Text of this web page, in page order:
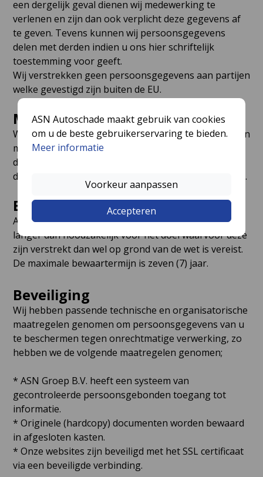
een dergelijk geval dienen wij medewerking te
verlenen en zijn dan ook verplicht deze gegevens af
te geven. Tevens kunnen wij persoonsgegevens
delen met derden indien u ons hier schriftelijk
toestemming voor geeft.
Wij verstrekken geen persoonsgegevens aan partijen
welke gevestigd zijn buiten de EU.
Minderjarigen
Wij verwerken enkel en alleen persoonsgegevens van
minderjarigen (personen jonger dan 16 jaar) indien
daarvoor schriftelijke toestemming is gegeven door
de ouder, verzorger of wettelijke vertegenwoordiger.
Bewaartermijn
ASN Groep B.V. bewaart persoonsgegevens niet
langer dan noodzakelijk voor het doel waarvoor deze
zijn verstrekt dan wel op grond van de wet is vereist.
De maximale bewaartermijn is zeven (7) jaar.
Beveiliging
Wij hebben passende technische en organisatorische
maatregelen genomen om persoonsgegevens van u
te beschermen tegen onrechtmatige verwerking, zo
hebben we de volgende maatregelen genomen;
* ASN Groep B.V. heeft een systeem van
gecontroleerde persoonsgebonden toegang tot
informatie.
* Originele (hardcopy) documenten worden bewaard
in afgesloten kasten.
* Onze websites zijn beveiligd met het SSL certificaat
via een beveiligde verbinding.
ASN Autoschade maakt gebruik van cookies
om u de beste gebruikerservaring te bieden.
Meer informatie
Voorkeur aanpassen
Accepteren